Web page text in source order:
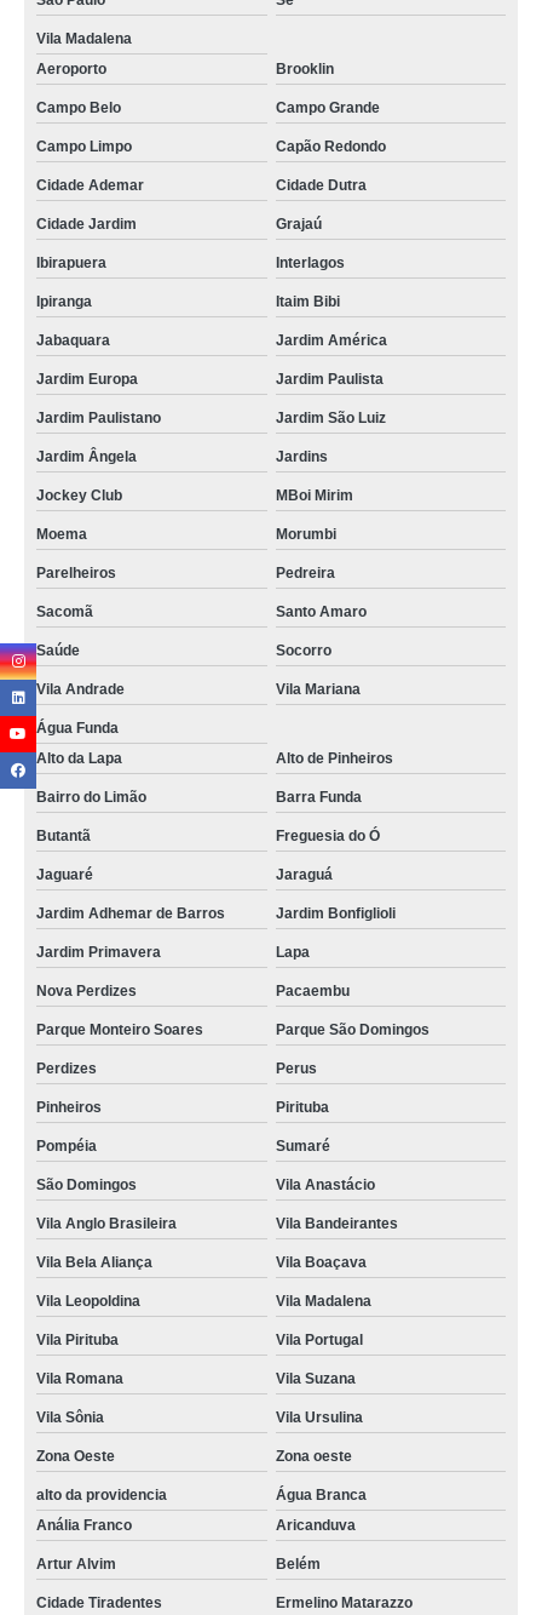
Vila Madalena
Aeroporto
Brooklin
Campo Belo Campo Grande
Campo Limpo Capão Redondo
Cidade Ademar Cidade Dutra
Cidade Jardim Grajaú
Ibirapuera Interlagos
Ipiranga Itaim Bibi
Jabaquara Jardim América
Jardim Europa Jardim Paulista
Jardim Paulistano Jardim São Luiz
Jardim Ângela Jardins
Jockey Club MBoi Mirim
Moema Morumbi
Parelheiros Pedreira
Sacomã Santo Amaro
Saúde Socorro
Vila Andrade Vila Mariana
Água Funda
Alto da Lapa
Alto de Pinheiros
Bairro do Limão Barra Funda
Butantã Freguesia do Ó
Jaguaré Jaraguá
Jardim Adhemar de Barros Jardim Bonfiglioli
Jardim Primavera Lapa
Nova Perdizes Pacaembu
Parque Monteiro Soares Parque São Domingos
Perdizes Perus
Pinheiros Pirituba
Pompéia Sumaré
São Domingos Vila Anastácio
Vila Anglo Brasileira Vila Bandeirantes
Vila Bela Aliança Vila Boaçava
Vila Leopoldina Vila Madalena
Vila Pirituba Vila Portugal
Vila Romana Vila Suzana
Vila Sônia Vila Ursulina
Zona Oeste Zona oeste
alto da providencia
Água Branca
Anália Franco
Aricanduva
Artur Alvim Belém
Cidade Tiradentes Ermelino Matarazzo